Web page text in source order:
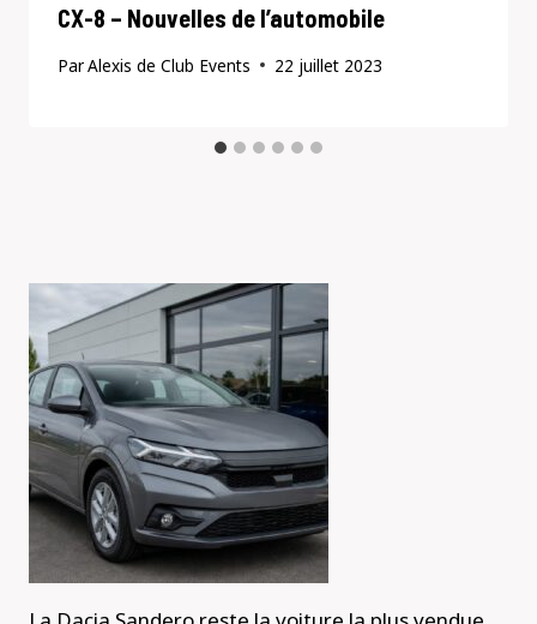
CX-8 – Nouvelles de l’automobile
ParAlexis de Club Events 22 juillet 2023